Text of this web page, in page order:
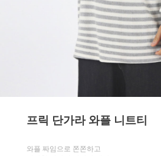
프릭 단가라 와플 니트티
와플 짜임으로 쫀쫀하고